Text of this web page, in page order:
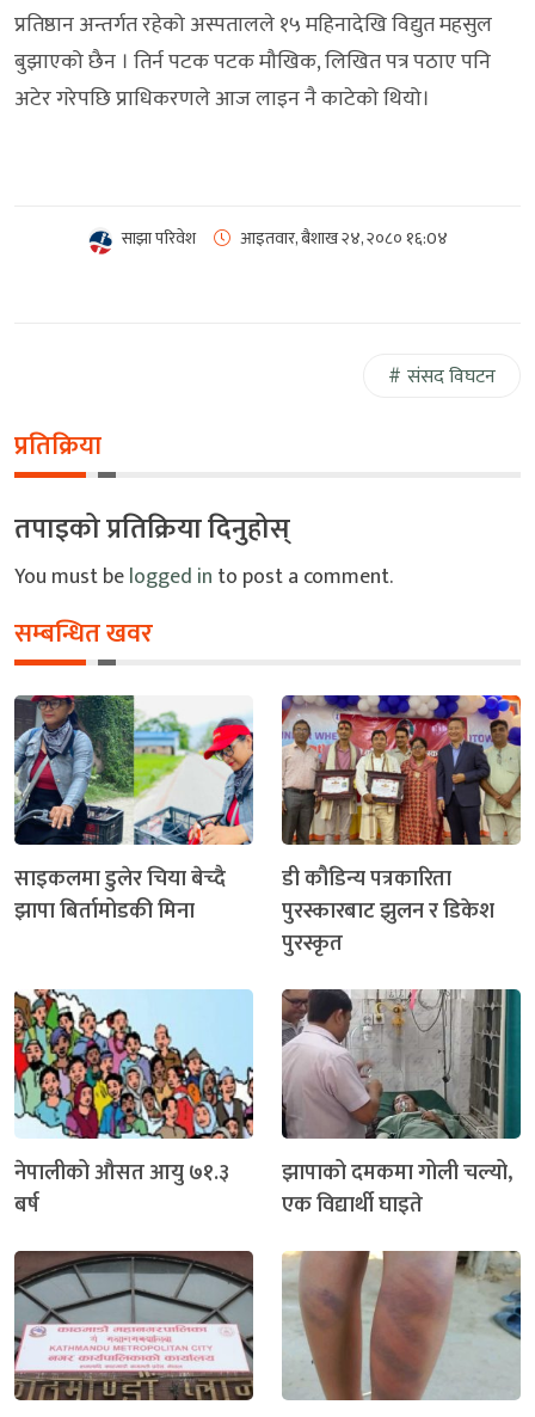
प्रतिष्ठान अन्तर्गत रहेको अस्पतालले १५ महिनादेखि विद्युत महसुल
बुझाएको छैन । तिर्न पटक पटक मौखिक, लिखित पत्र पठाए पनि
अटेर गरेपछि प्राधिकरणले आज लाइन नै काटेको थियो।
साझा परिवेश आइतवार, बैशाख २४, २०८० १६:0४
संसद विघटन
प्रतिक्रिया
तपाइको प्रतिक्रिया दिनुहोस्
You must belogged in to post a comment.
सम्बन्धित खवर
साइकलमा डुलेर चिया बेच्दै
झापा बिर्तामोडकी मिना
डी कौडिन्य पत्रकारिता
पुरस्कारबाट झुलन र डिकेश
पुरस्कृत
नेपालीको औसत आयु ७१.३
बर्ष
झापाको दमकमा गोली चल्यो,
एक विद्यार्थी घाइते